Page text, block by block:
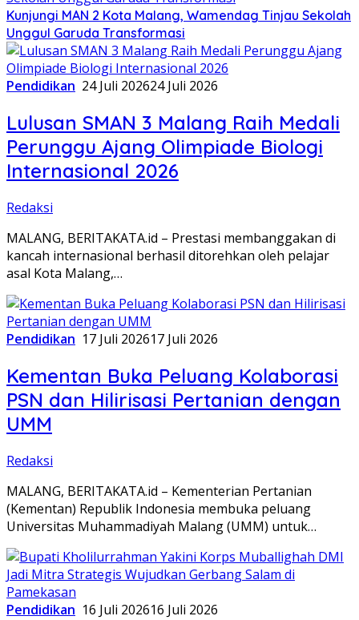
Kunjungi MAN 2 Kota Malang, Wamendag Tinjau Sekolah
Unggul Garuda Transformasi
Pendidikan 24 Juli 202624 Juli 2026
Lulusan SMAN 3 Malang Raih Medali
Perunggu Ajang Olimpiade Biologi
Internasional 2026
Redaksi
MALANG, BERITAKATA.id – Prestasi membanggakan di
kancah internasional berhasil ditorehkan oleh pelajar
asal Kota Malang,…
Pendidikan 17 Juli 202617 Juli 2026
Kementan Buka Peluang Kolaborasi
PSN dan Hilirisasi Pertanian dengan
UMM
Redaksi
MALANG, BERITAKATA.id – Kementerian Pertanian
(Kementan) Republik Indonesia membuka peluang
Universitas Muhammadiyah Malang (UMM) untuk…
Pendidikan 16 Juli 202616 Juli 2026